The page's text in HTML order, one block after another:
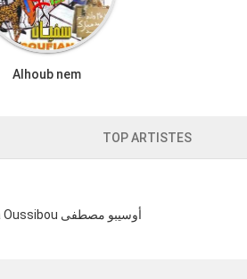
Alhoub nem
TOP ARTISTES
Mustapha Oussibou أوسيبو مصطفى